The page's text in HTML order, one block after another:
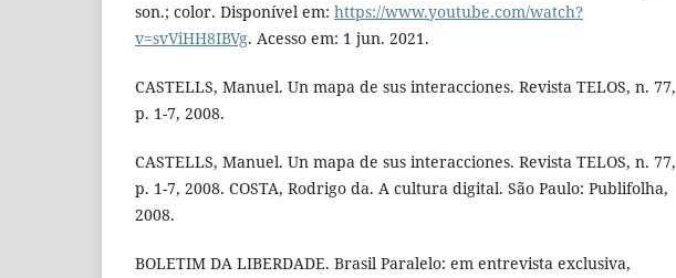
son.; color. Disponível em: https://www.youtube.com/watch?
v=svViHH8IBVg. Acesso em: 1 jun. 2021.
CASTELLS, Manuel. Un mapa de sus interacciones. Revista TELOS, n. 77,
p. 1-7, 2008.
CASTELLS, Manuel. Un mapa de sus interacciones. Revista TELOS, n. 77,
p. 1-7, 2008. COSTA, Rodrigo da. A cultura digital. São Paulo: Publifolha,
2008.
BOLETIM DA LIBERDADE. Brasil Paralelo: em entrevista exclusiva,